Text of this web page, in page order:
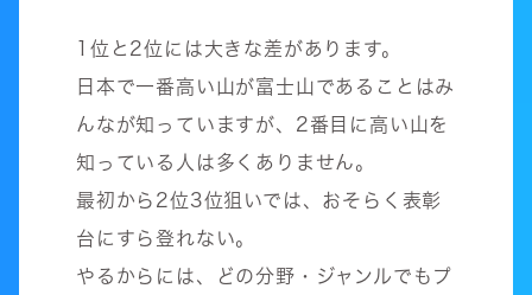
1位と2位には大きな差があります。
日本で一番高い山が富士山であることはみ
んなが知っていますが、2番目に高い山を
知っている人は多くありません。
最初から2位3位狙いでは、おそらく表彰
台にすら登れない。
やるからには、どの分野・ジャンルでもプ